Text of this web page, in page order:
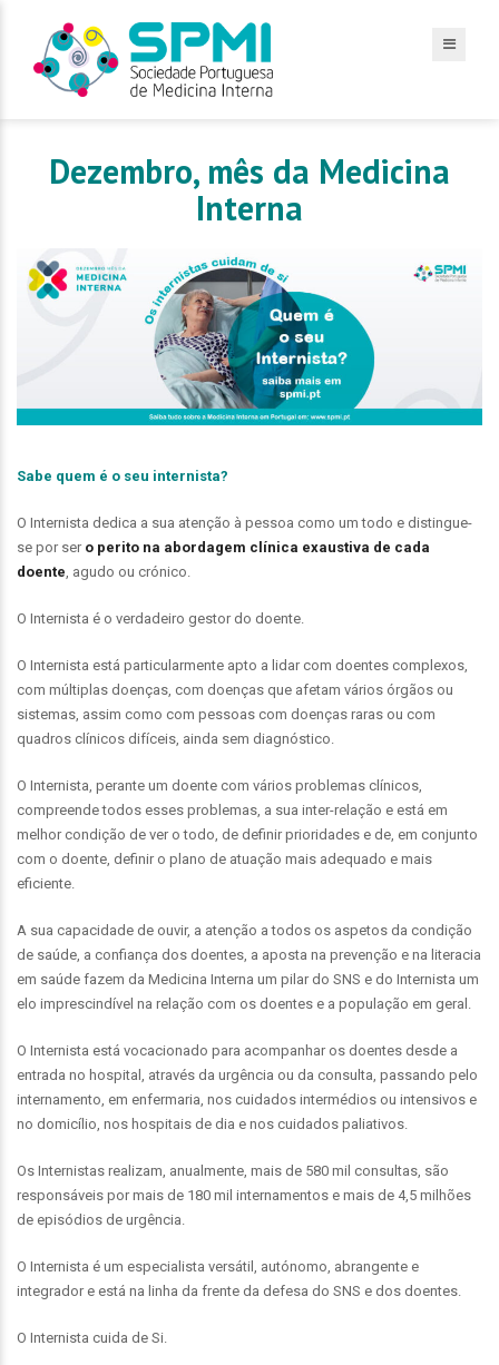
Dezembro, mês da Medicina
Interna
Sabe quem é o seu internista?
O Internista dedica a sua atenção à pessoa como um todo e distingue-
se por sero perito na abordagem clínica exaustiva de cada
doente , agudo ou crónico.
O Internista é o verdadeiro gestor do doente.
O Internista está particularmente apto a lidar com doentes complexos,
com múltiplas doenças, com doenças que afetam vários órgãos ou
sistemas, assim como com pessoas com doenças raras ou com
quadros clínicos difíceis, ainda sem diagnóstico.
O Internista, perante um doente com vários problemas clínicos,
compreende todos esses problemas, a sua inter-relação e está em
melhor condição de ver o todo, de definir prioridades e de, em conjunto
com o doente, definir o plano de atuação mais adequado e mais
eficiente.
A sua capacidade de ouvir, a atenção a todos os aspetos da condição
de saúde, a confiança dos doentes, a aposta na prevenção e na literacia
em saúde fazem da Medicina Interna um pilar do SNS e do Internista um
elo imprescindível na relação com os doentes e a população em geral.
O Internista está vocacionado para acompanhar os doentes desde a
entrada no hospital, através da urgência ou da consulta, passando pelo
internamento, em enfermaria, nos cuidados intermédios ou intensivos e
no domicílio, nos hospitais de dia e nos cuidados paliativos.
Os Internistas realizam, anualmente, mais de 580 mil consultas, são
responsáveis por mais de 180 mil internamentos e mais de 4,5 milhões
de episódios de urgência.
O Internista é um especialista versátil, autónomo, abrangente e
integrador e está na linha da frente da defesa do SNS e dos doentes.
O Internista cuida de Si.